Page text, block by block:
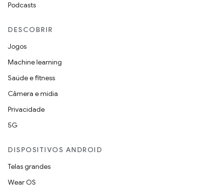
Podcasts
DESCOBRIR
Jogos
Machine learning
Saúde e fitness
Câmera e mídia
Privacidade
5G
DISPOSITIVOS ANDROID
Telas grandes
Wear OS